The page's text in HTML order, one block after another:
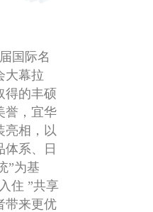
国际名
大幕拉
得的丰硕
誉，宜华
亮相，以
体系、日
”为基
住 ”共享
带来更优